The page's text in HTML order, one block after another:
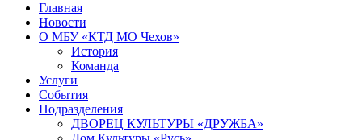
Главная
Новости
О МБУ «КТД МО Чехов»
История
Команда
Услуги
События
Подразделения
ДВОРЕЦ КУЛЬТУРЫ «ДРУЖБА»